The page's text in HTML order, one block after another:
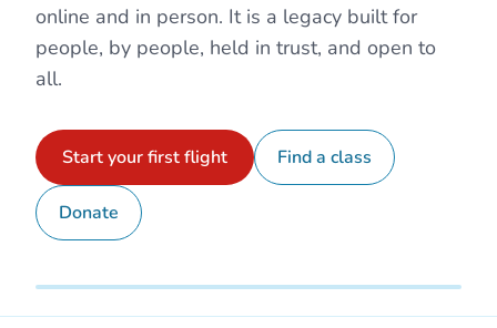
online and in person. It is a legacy built for
people, by people, held in trust, and open to
all.
Start your first flight Find a class
Donate